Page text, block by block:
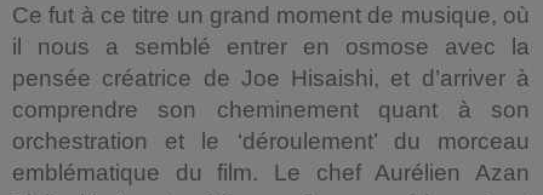
Ce fut à ce titre un grand moment de musique, où
il nous a semblé entrer en osmose avec la
pensée créatrice de Joe Hisaishi, et d’arriver à
comprendre son cheminement quant à son
orchestration et le ‘déroulement’ du morceau
emblématique du film. Le chef Aurélien Azan